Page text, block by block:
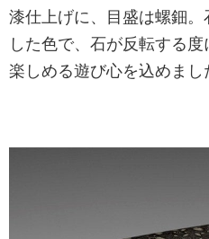
漆仕上げに、目盛は螺鈿
した色で、石が反転する
楽しめる遊び心を込めまし